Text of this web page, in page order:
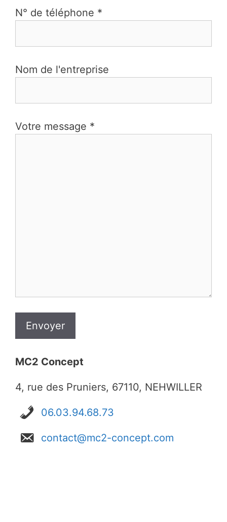
N° de téléphone *
Nom de l'entreprise
Votre message *
MC2 Concept
4, rue des Pruniers, 67110, NEHWILLER
06.03.94.68.73
contact@mc2-concept.com